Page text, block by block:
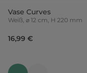
Vase Curves
Weiß, ⌀ 12 cm, H 220 mm
16,99 €